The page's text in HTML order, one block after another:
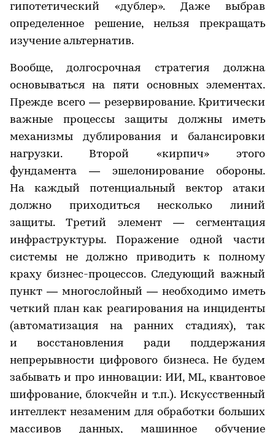
гипотетический «дублер». Даже выбрав
определенное решение, нельзя прекращать
изучение альтернатив.
Вообще, долгосрочная стратегия должна
основываться на пяти основных элементах.
Прежде всего — резервирование. Критически
важные процессы защиты должны иметь
механизмы дублирования и балансировки
нагрузки. Второй «кирпич» этого
фундамента — эшелонирование обороны.
На каждый потенциальный вектор атаки
должно приходиться несколько линий
защиты. Третий элемент — сегментация
инфраструктуры. Поражение одной части
системы не должно приводить к полному
краху бизнес-процессов. Следующий важный
пункт — многослойный — необходимо иметь
четкий план как реагирования на инциденты
(автоматизация на ранних стадиях), так
и восстановления ради поддержания
непрерывности цифрового бизнеса. Не будем
забывать и про инновации: ИИ, ML, квантовое
шифрование, блокчейн и т.п.). Искусственный
интеллект незаменим для обработки больших
массивов данных, машинное обучение